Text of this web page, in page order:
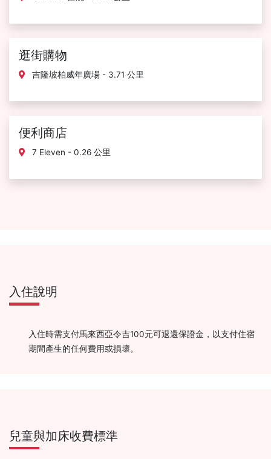
逛街購物
吉隆坡柏威年廣場 - 3.71 公里
便利商店
7 Eleven - 0.26 公里
入住說明
入住時需支付馬來西亞令吉100元可退還保證金，以支付住宿
期間產生的任何費用或損壞。
兒童與加床收費標準